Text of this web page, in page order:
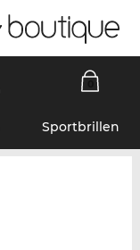
Sportbrillen